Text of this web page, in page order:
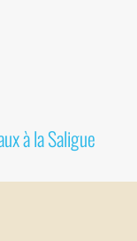
à la Saligue